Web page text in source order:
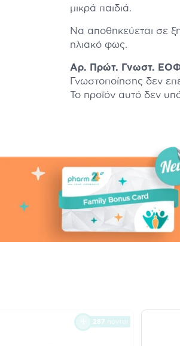
μικρά παιδιά.
Να αποθηκεύεται σε
ηλιακό φως.
Αρ. Πρώτ. Γνωστ.
Γνωστοποίησης δεν
Το προϊόν αυτό δεν
287 πόντοι